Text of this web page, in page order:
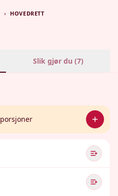
› HOVEDRETT
Slik gjør du (7)
porsjoner